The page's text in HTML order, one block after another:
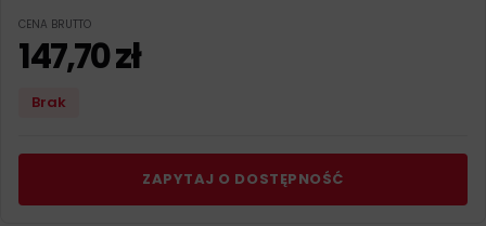
CENA BRUTTO
147,70zł
Brak
ZAPYTAJ O DOSTĘPNOŚĆ